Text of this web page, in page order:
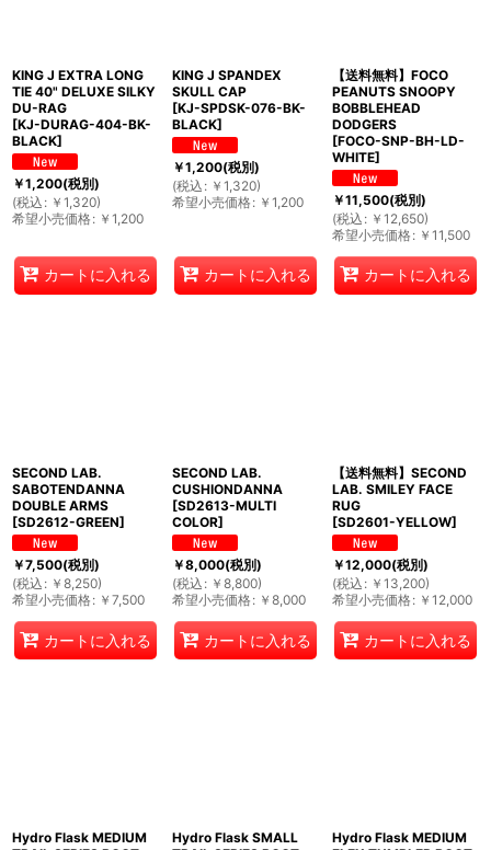
KING J EXTRA LONG
TIE 40" DELUXE SILKY
DU-RAG
[KJ-DURAG-404-BK-
BLACK]
￥1,200(税別)
(税込 : ￥ 1,320)
希望小売価格: ￥ 1,200
カートに入れる
KING J SPANDEX
SKULL CAP
[KJ-SPDSK-076-BK-
BLACK]
￥1,200(税別)
(税込 : ￥ 1,320)
希望小売価格: ￥ 1,200
カートに入れる
【送料無料】FOCO
PEANUTS SNOOPY
BOBBLEHEAD
DODGERS
[FOCO-SNP-BH-LD-
WHITE]
￥11,500(税別)
(税込 : ￥ 12,650)
希望小売価格: ￥ 11,500
カートに入れる
SECOND LAB.
SABOTENDANNA
DOUBLE ARMS
[SD2612-GREEN]
￥7,500(税別)
(税込 : ￥ 8,250)
希望小売価格: ￥ 7,500
カートに入れる
SECOND LAB.
CUSHIONDANNA
[SD2613-MULTI
COLOR]
￥8,000(税別)
(税込 : ￥ 8,800)
希望小売価格: ￥ 8,000
カートに入れる
【送料無料】SECOND
LAB. SMILEY FACE
RUG
[SD2601-YELLOW]
￥12,000(税別)
(税込 : ￥ 13,200)
希望小売価格: ￥ 12,000
カートに入れる
Hydro Flask MEDIUM
Hydro Flask SMALL
Hydro Flask MEDIUM